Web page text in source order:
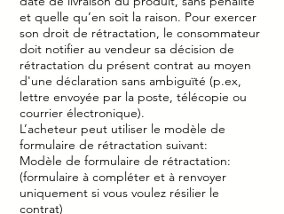
et quelle qu’en soit la raison. Pour exercer
son droit de rétractation, le consommateur
doit notifier au vendeur sa décision de
rétractation du présent contrat au moyen
d'une déclaration sans ambiguïté (p.ex,
lettre envoyée par la poste, télécopie ou
courrier électronique).
L’acheteur peut utiliser le modèle de
formulaire de rétractation suivant:
Modèle de formulaire de rétractation:
(formulaire à compléter et à renvoyer
uniquement si vous voulez résilier le
contrat)